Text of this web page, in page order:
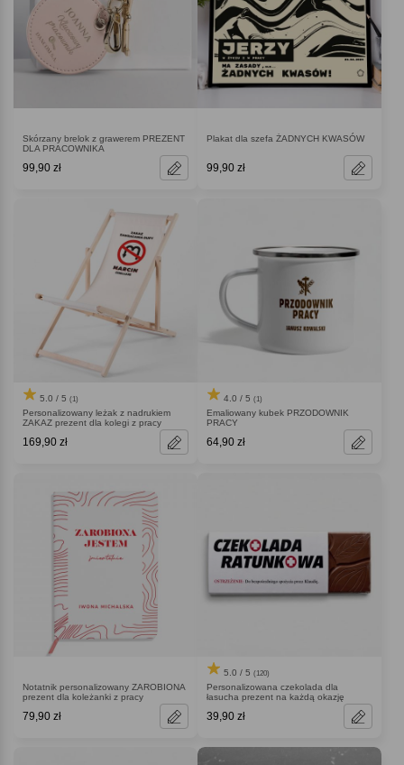
Skórzany brelok z grawerem PREZENT
DLA PRACOWNIKA
99,90 zł
Plakat dla szefa ŻADNYCH KWASÓW
99,90 zł
5.0 / 5 (1)
Personalizowany leżak z nadrukiem
ZAKAZ prezent dla kolegi z pracy
169,90 zł
4.0 / 5 (1)
Emaliowany kubek PRZODOWNIK
PRACY
64,90 zł
Notatnik personalizowany ZAROBIONA
prezent dla koleżanki z pracy
79,90 zł
5.0 / 5 (120)
Personalizowana czekolada dla
łasucha prezent na każdą okazję
39,90 zł